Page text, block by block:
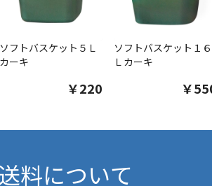
ソフトバスケット５Ｌ
カーキ
￥220
ソフトバスケット１６
Ｌカーキ
￥
料について